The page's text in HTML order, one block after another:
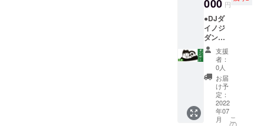
ます！
※会場ま
での交
通費等
は支援
者様の
実費と
なりま
す。
000 円
●DJダ
イノジ
ダン
サーに
なれる
券で応
援！
（札幌
公演 ２
名）
￥15,00
0 ※DJダ
支援
者：
0人
お届
け予
定：
2022
年07
月
こ